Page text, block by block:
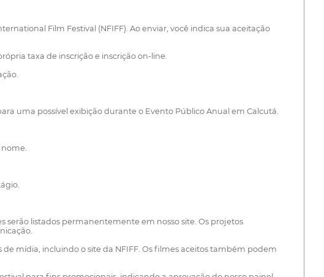
Film Festival (NFIFF). Ao enviar, você indica sua aceitação
taxa de inscrição e inscrição on-line.
uma possível exibição durante o Evento Público Anual em Calcutá.
serão listados permanentemente em nosso site. Os projetos
mídia, incluindo o site da NFIFF. Os filmes aceitos também podem